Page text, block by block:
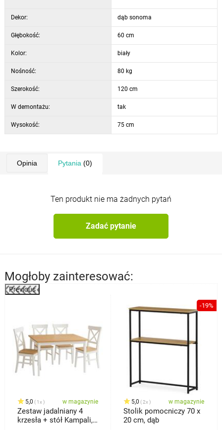
ilość miejsca do pracy i przechowywania dokumentów.
Dekor: dąb sonoma
Głębokość: 60 cm
Kolor: biały
Nośność: 80 kg
Szerokość: 120 cm
W demontażu: tak
Wysokość: 75 cm
Opinia Pytania (0)
Ten produkt nie ma żadnych pytań
Zadać pytanie
Mogłoby zainteresować:
Previous
5,0 1x w magazynie
Zestaw jadalniany 4
krzesła + stół Kampali,
-19%
5,0 2x w magazynie
Stolik pomocniczy 70 x
20 cm, dąb